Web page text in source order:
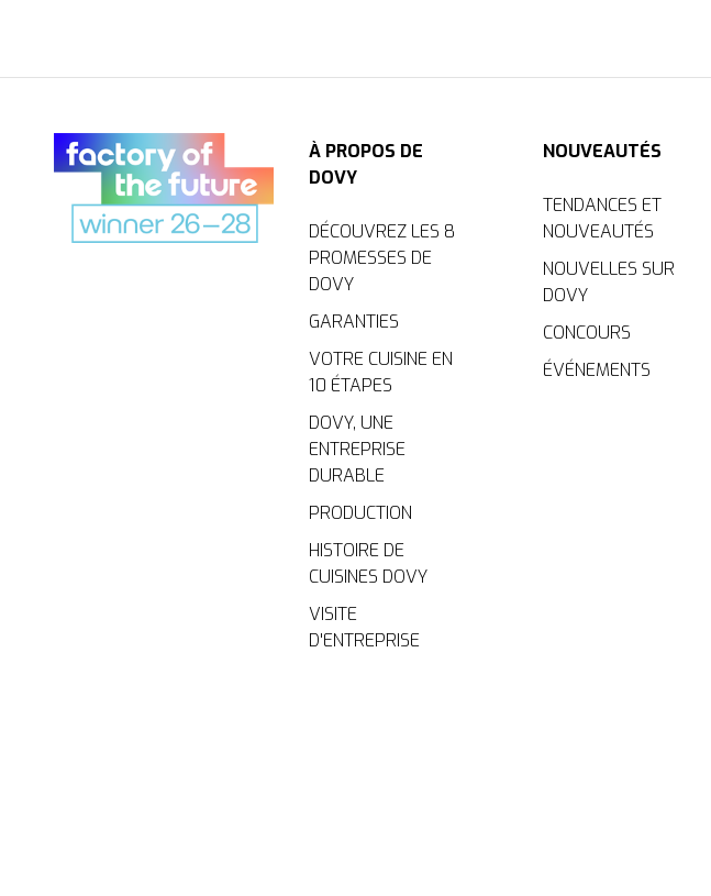
À PROPOS DE
DOVY
DÉCOUVREZ LES 8
PROMESSES DE
DOVY
GARANTIES
VOTRE CUISINE EN
10 ÉTAPES
DOVY, UNE
ENTREPRISE
DURABLE
PRODUCTION
HISTOIRE DE
CUISINES DOVY
VISITE
D'ENTREPRISE
NOUVEAUTÉS
TENDANCES ET
NOUVEAUTÉS
NOUVELLES SUR
DOVY
CONCOURS
ÉVÉNEMENTS